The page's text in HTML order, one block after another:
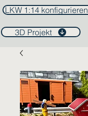
LKW 1:14 konfigurieren
3D Projekt